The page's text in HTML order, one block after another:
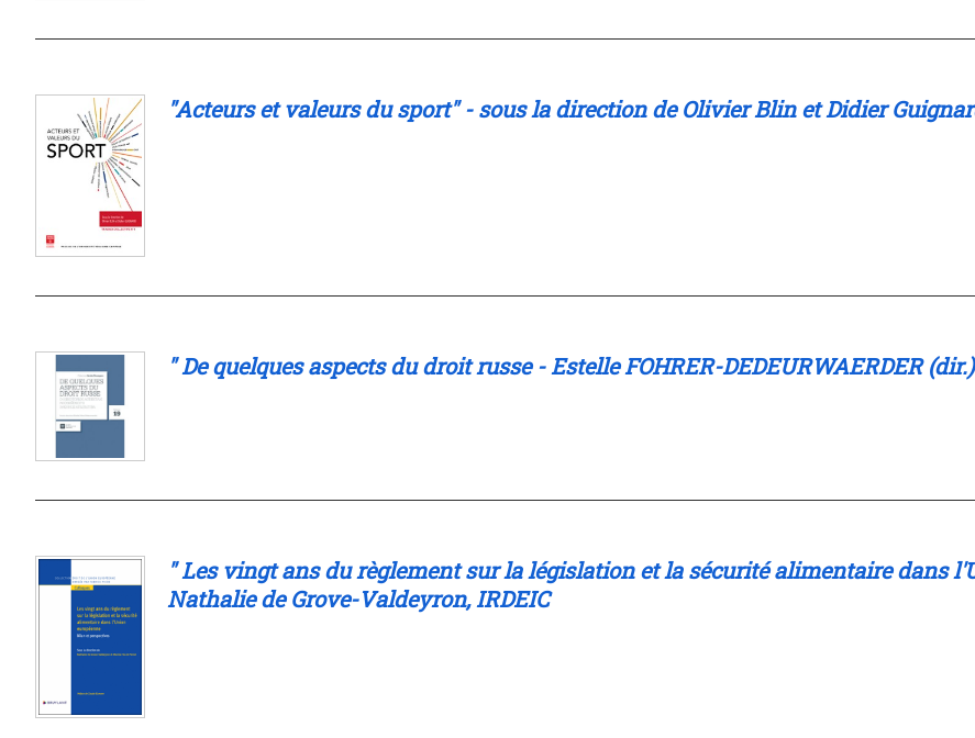
"Acteurs et valeurs du sport" - sous la direction de Olivier Blin et Didier
" De quelques aspects du droit russe - Estelle FOHRER-DEDEURWAERDER
" Les vingt ans du règlement sur la législation et la sécurité alimentaire dans
Nathalie de Grove-Valdeyron, IRDEIC